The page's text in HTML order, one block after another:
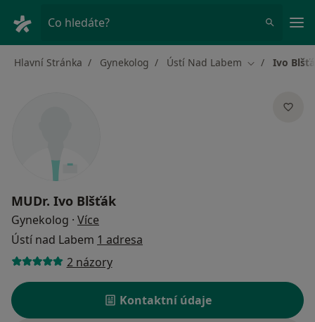
Co hledáte?
Hlavní Stránka Gynekolog Ústí Nad Labem Změna města
Ivo
MUDr. Ivo Blšťák
Gynekolog · Více
Ústí nad Labem 1 adresa
2 názory
Kontaktní údaje